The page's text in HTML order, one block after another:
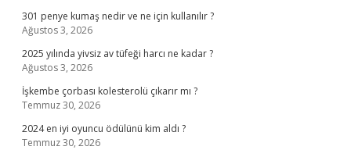
301 penye kumaş nedir ve ne için kullanılır ?
Ağustos 3, 2026
2025 yılında yivsiz av tüfeği harcı ne kadar ?
Ağustos 3, 2026
İşkembe çorbası kolesterolü çıkarır mı ?
Temmuz 30, 2026
2024 en iyi oyuncu ödülünü kim aldı ?
Temmuz 30, 2026